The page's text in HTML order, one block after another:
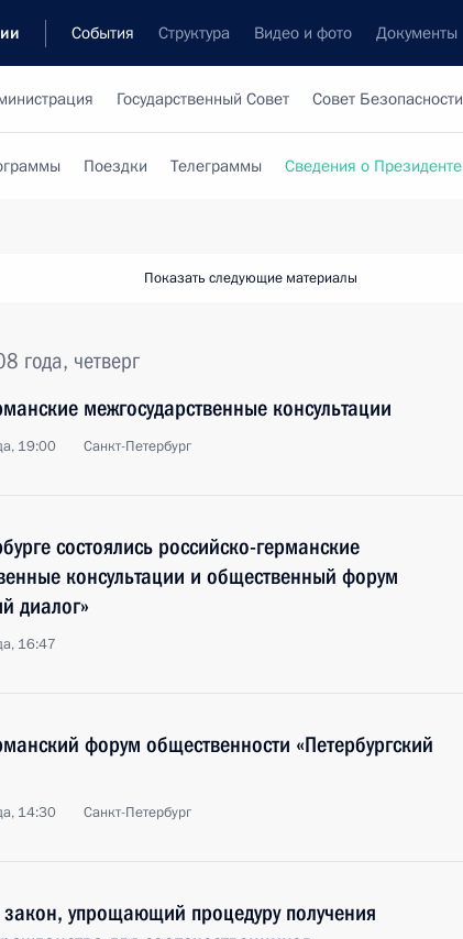
События Структура Видео и фото Документы
Государственный Совет Совет Безопасности
Поездки Телеграммы Сведения о Президенте
Показать следующие материалы
года, четверг
межгосударственные консультации
19:00 Санкт-Петербург
состоялись российско-германские
консультации и общественный форум
диалог»
16:47
форум общественности «Петербургский
14:30 Санкт-Петербург
упрощающий процедуру получения